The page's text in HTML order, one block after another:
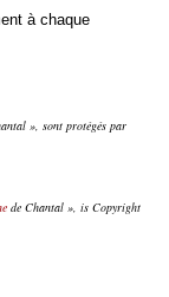
à chaque
», sont protégés par
de Chantal », is Copyright